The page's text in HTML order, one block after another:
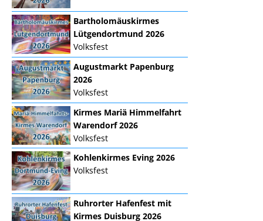
Bartholomäuskirmes
Lütgendortmund 2026
Volksfest
Augustmarkt Papenburg
2026
Volksfest
Kirmes Mariä Himmelfahrt
Warendorf 2026
Volksfest
Kohlenkirmes Eving 2026
Volksfest
Ruhrorter Hafenfest mit
Kirmes Duisburg 2026